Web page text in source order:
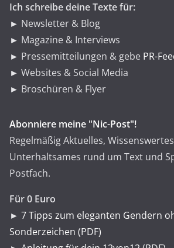
Ich schreibe deine Texte für:
► Newsletter & Blog
► Magazine & Interviews
► Pressemitteilungen & gebe PR-
► Websites & Social Media
► Broschüren & Flyer
Abonniere meine "Nic-Post"!
Regelmäßig Aktuelles,
Unterhaltsames rund um Text und
Postfach.
Für 0 Euro
► 7 Tipps zum eleganten Gendern
Sonderzeichen (PDF)